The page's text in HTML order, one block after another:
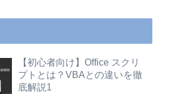
【初心者向け】Office スクリ
プトとは？VBAとの違いを徹
底解説1